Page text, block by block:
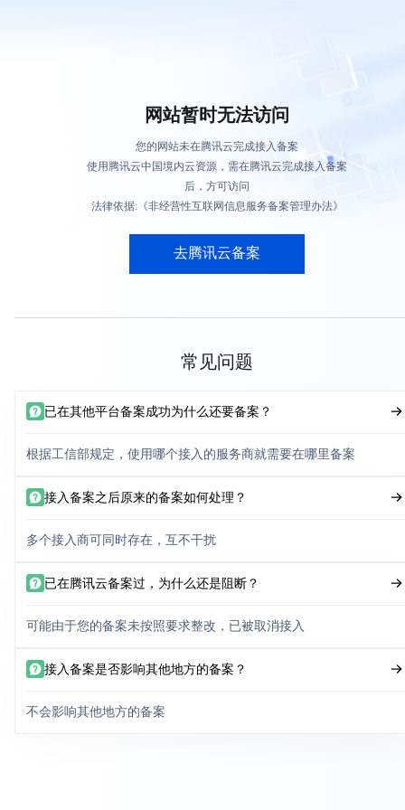
网站暂时无法访问
您的网站未在腾讯云完成接入备案
使用腾讯云中国境内云资源，需在腾讯云完成接入备案
后，方可访问
法律依据:《非经营性互联网信息服务备案管理办法》
去腾讯云备案
常见问题
已在其他平台备案成功为什么还要备案？
根据工信部规定，使用哪个接入的服务商就需要在哪里备案
接入备案之后原来的备案如何处理？
多个接入商可同时存在，互不干扰
已在腾讯云备案过，为什么还是阻断？
可能由于您的备案未按照要求整改，已被取消接入
接入备案是否影响其他地方的备案？
不会影响其他地方的备案